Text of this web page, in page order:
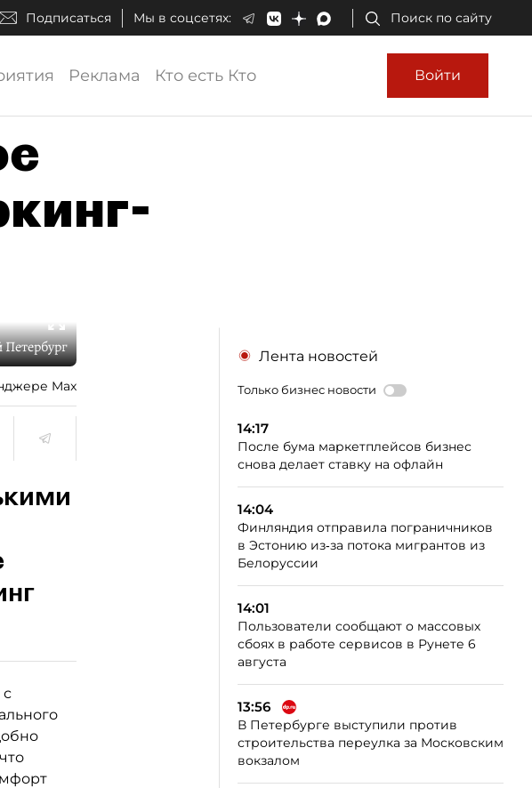
Подписаться Мы в соцсетях: Поиск по сайту
Реклама Кто есть Кто Войти
Max
Лента новостей
Только бизнес новости
14:17
После бума маркетплейсов бизнес
снова делает ставку на офлайн
14:04
Финляндия отправила пограничников
в Эстонию из‑за потока мигрантов из
Белоруссии
14:01
Пользователи сообщают о массовых
сбоях в работе сервисов в Рунете 6
августа
13:56
В Петербурге выступили против
строительства переулка за Московским
вокзалом